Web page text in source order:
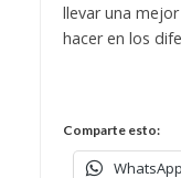
llevar una
hacer en los
Comparte esto:
WhatsApp